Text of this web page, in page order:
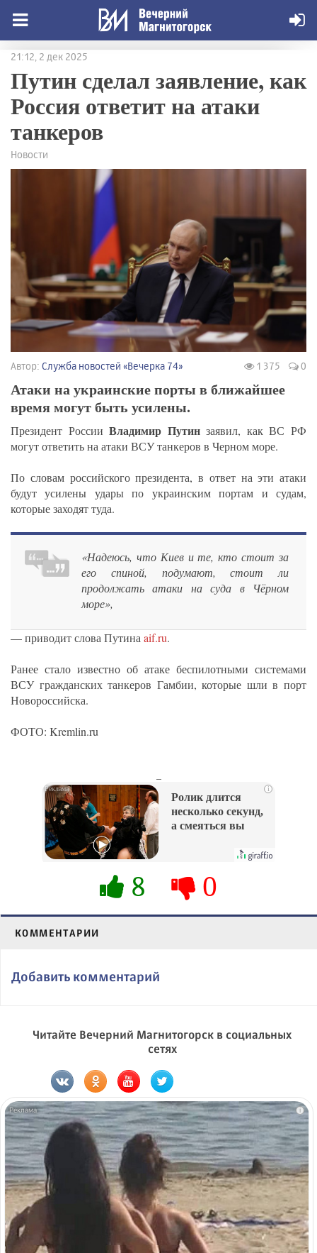
21:12, 2 дек 2025
Путин сделал заявление, как
Россия ответит на атаки
танкеров
Новости
Автор: Служба новостей «Вечерка 74» 1 375 0
Атаки на украинские порты в ближайшее
время могут быть усилены.
Президент РоссииВладимир Путинзаявил, как ВС РФ
могут ответить на атаки ВСУ танкеров в Черном море.
По словам российского президента, в ответ на эти атаки
будут усилены удары по украинским портам и судам,
которые заходят туда.
«Надеюсь, что Киев и те, кто стоит за
его спиной, подумают, стоит ли
продолжать атаки на суда в Чёрном
море»,
— приводит слова Путина aif.ru.
Ранее стало известно об атаке беспилотными системами
ВСУ гражданских танкеров Гамбии, которые шли в порт
Новороссийска.
ФОТО: Kremlin.ru
i
Ролик длится
несколько секунд,
а смеяться вы
8 0
КОММЕНТАРИИ
Добавить комментарий
Читайте Вечерний Магнитогорск в социальных
сетях
i